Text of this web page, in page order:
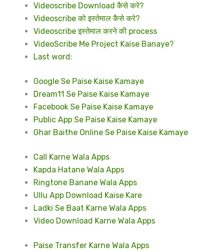
Videoscribe Download कैसे करे?
Videoscribe को इस्तेमाल कैसे करे?
Videoscribe इस्तेमाल करने की process
VideoScribe Me Project Kaise Banaye?
Last word:
Google Se Paise Kaise Kamaye
Dream11 Se Paise Kaise Kamaye
Facebook Se Paise Kaise Kamaye
Public App Se Paise Kaise Kamaye
Ghar Baithe Online Se Paise Kaise Kamaye
Call Karne Wala Apps
Kapda Hatane Wala Apps
Ringtone Banane Wala Apps
Ullu App Download Kaise Kare
Ladki Se Baat Karne Wala Apps
Video Download Karne Wala Apps
Paise Transfer Karne Wala Apps